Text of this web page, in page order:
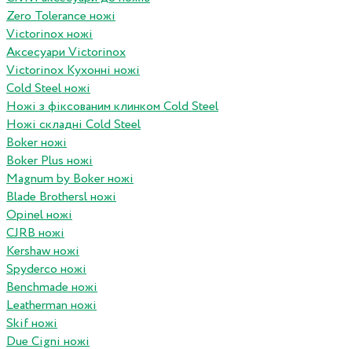
Zero Tolerance ножі
Victorinox ножі
Аксесуари Victorinox
Victorinox Кухонні ножі
Cold Steel ножі
Ножі з фіксованим клинком Cold Steel
Ножі складні Cold Steel
Boker ножі
Boker Plus ножі
Magnum by Boker ножі
Blade Brothersl ножі
Opinel ножі
CJRB ножі
Kershaw ножі
Spyderco ножі
Benchmade ножі
Leatherman ножі
Skif ножі
Due Cigni ножі